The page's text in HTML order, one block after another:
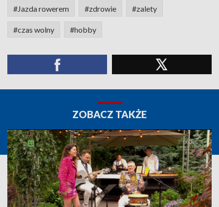
#Jazda rowerem #zdrowie #zalety
#czas wolny #hobby
ZOBACZ TAKŻE